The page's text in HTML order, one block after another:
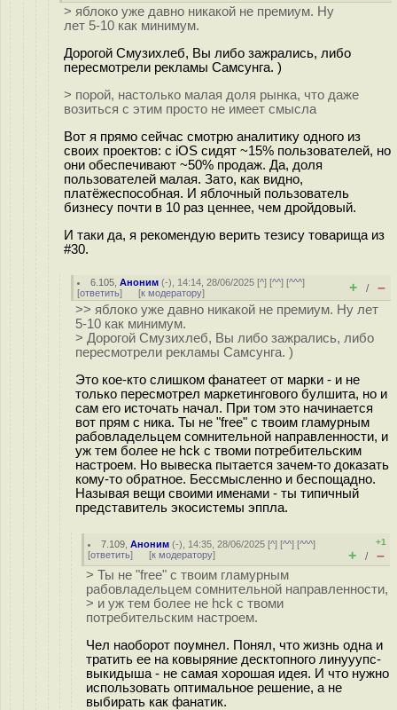
> яблоко уже давно никакой не премиум. Ну
лет 5-10 как минимум.
Дорогой Смузихлеб, Вы либо зажрались, либо
пересмотрели рекламы Самсунга. )
> порой, настолько малая доля рынка, что даже
возиться с этим просто не имеет смысла
Вот я прямо сейчас смотрю аналитику одного из
своих проектов: с iOS сидят ~15% пользователей, но
они обеспечивают ~50% продаж. Да, доля
пользователей малая. Зато, как видно,
платёжеспособная. И яблочный пользователь
бизнесу почти в 10 раз ценнее, чем дройдовый.
И таки да, я рекомендую верить тезису товарища из
#30.
6.105 ,Аноним (-), 14:14, 28/06/2025 [^] [^^] [^^^]
[ответить] [к модератору] + / –
>> яблоко уже давно никакой не премиум. Ну лет
5-10 как минимум.
> Дорогой Смузихлеб, Вы либо зажрались, либо
пересмотрели рекламы Самсунга. )
Это кое-кто слишком фанатеет от марки - и не
только пересмотрел маркетингового булшита, но и
сам его источать начал. При том это начинается
вот прям с ника. Ты не "free" с твоим гламурным
рабовладельцем сомнительной направленности, и
уж тем более не hck с твоми потребительским
настроем. Но вывеска пытается зачем-то доказать
кому-то обратное. Бессмысленно и беспощадно.
Называя вещи своими именами - ты типичный
представитель экосистемы эппла.
7.109 ,Аноним (-), 14:35, 28/06/2025 [^] [^^] [^^^]
[ответить] [к модератору]
+1
+ / –
> Ты не "free" с твоим гламурным
рабовладельцем сомнительной направленности,
> и уж тем более не hck с твоми
потребительским настроем.
Чел наоборот поумнел. Понял, что жизнь одна и
тратить ее на ковыряние десктопного линууупс-
выкидыша - не самая хорошая идея. И что нужно
использовать оптимальное решение, а не
выбирать как фанатик.